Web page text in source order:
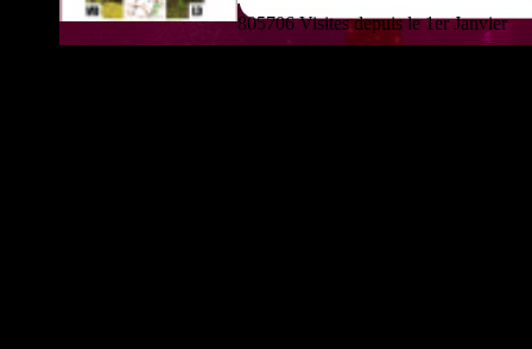
805706 Visites depuis le 1er Janvier